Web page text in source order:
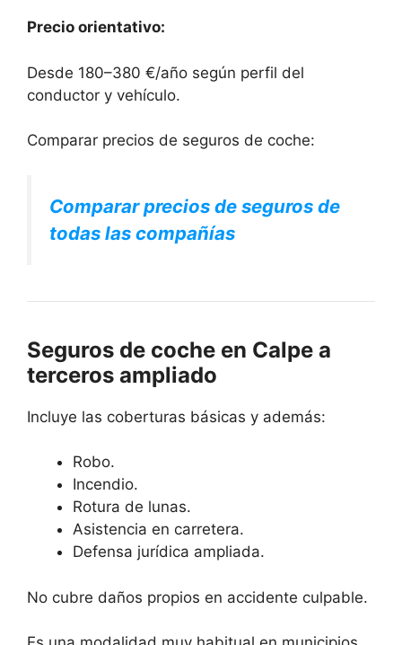
Precio orientativo:
Desde 180–380 €/año según perfil del
conductor y vehículo.
Comparar precios de seguros de coche:
Comparar precios de seguros de
todas las compañías
Seguros de coche en Calpe a
terceros ampliado
Incluye las coberturas básicas y además:
Robo.
Incendio.
Rotura de lunas.
Asistencia en carretera.
Defensa jurídica ampliada.
No cubre daños propios en accidente culpable.